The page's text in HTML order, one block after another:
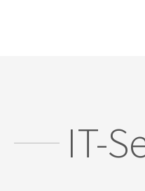
IT-